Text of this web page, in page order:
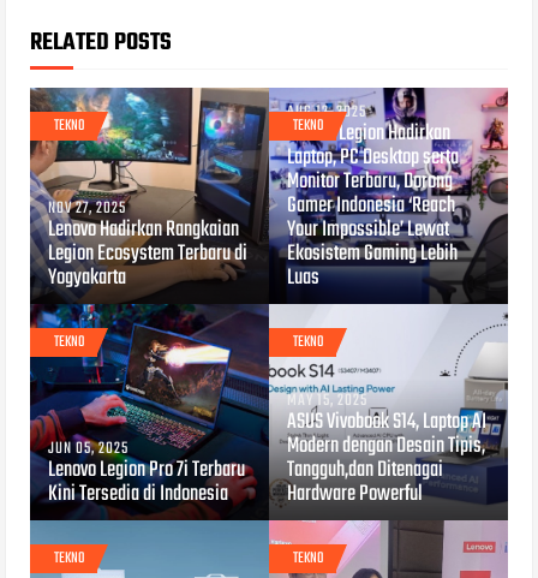
RELATED POSTS
TEKNO
NOV 27, 2025
Lenovo Hadirkan Rangkaian
Legion Ecosystem Terbaru di
Yogyakarta
TEKNO
AUG 12, 2025
Lenovo Legion Hadirkan
Laptop, PC Desktop serta
Monitor Terbaru, Dorong
Gamer Indonesia ‘Reach
Your Impossible’ Lewat
Ekosistem Gaming Lebih
Luas
TEKNO
JUN 05, 2025
Lenovo Legion Pro 7i Terbaru
Kini Tersedia di Indonesia
TEKNO
MAY 15, 2025
ASUS Vivobook S14, Laptop AI
Modern dengan Desain Tipis,
Tangguh,dan Ditenagai
Hardware Powerful
TEKNO TEKNO